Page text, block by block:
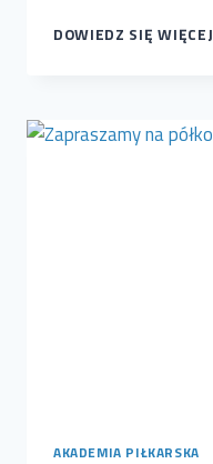
DOWIEDZ SIĘ WIĘCEJ
AKADEMIA PIŁKARSKA